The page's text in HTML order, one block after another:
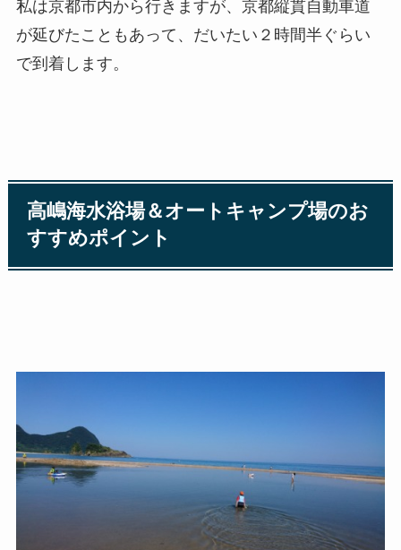
私は京都市内から行きますが、京都縦貫自動車道
が延びたこともあって、だいたい２時間半ぐらい
で到着します。
高嶋海水浴場＆オートキャンプ場のお
すすめポイント